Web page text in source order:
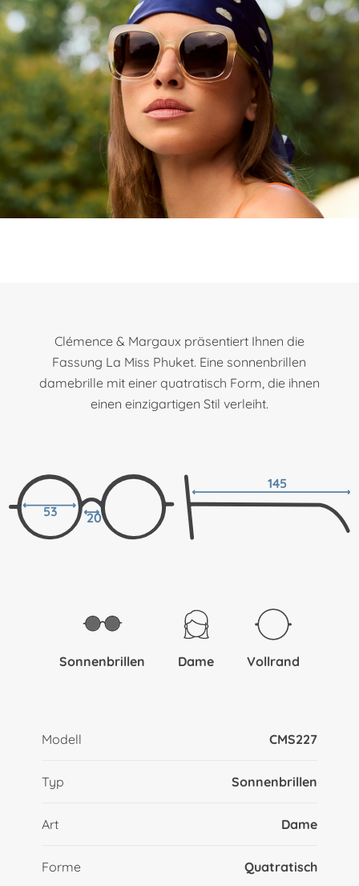
Clémence & Margaux präsentiert Ihnen die
Fassung La Miss Phuket. Eine sonnenbrillen
damebrille mit einer quatratisch Form, die ihnen
einen einzigartigen Stil verleiht.
53 20
145
Sonnenbrillen Dame Vollrand
Modell CMS227
Typ Sonnenbrillen
Art Dame
Forme Quatratisch